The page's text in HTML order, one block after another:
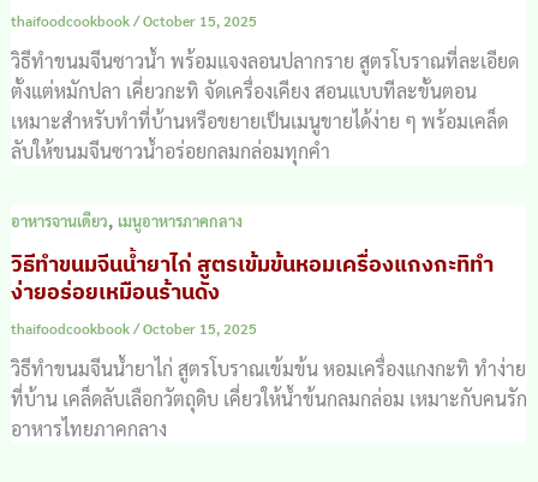
thaifoodcookbook/October 15, 2025
วิธีทำขนมจีนซาวน้ำ พร้อมแจงลอนปลากราย สูตรโบราณที่ละเอียด
ตั้งแต่หมักปลา เคี่ยวกะทิ จัดเครื่องเคียง สอนแบบทีละขั้นตอน
เหมาะสำหรับทำที่บ้านหรือขยายเป็นเมนูขายได้ง่าย ๆ พร้อมเคล็ด
ลับให้ขนมจีนซาวน้ำอร่อยกลมกล่อมทุกคำ
อาหารจานเดียว, เมนูอาหารภาคกลาง
วิธีทำขนมจีนน้ำยาไก่ สูตรเข้มข้นหอมเครื่องแกงกะทิทำ
ง่ายอร่อยเหมือนร้านดัง
thaifoodcookbook/October 15, 2025
วิธีทำขนมจีนน้ำยาไก่ สูตรโบราณเข้มข้น หอมเครื่องแกงกะทิ ทำง่าย
ที่บ้าน เคล็ดลับเลือกวัตถุดิบ เคี่ยวให้น้ำข้นกลมกล่อม เหมาะกับคนรัก
อาหารไทยภาคกลาง